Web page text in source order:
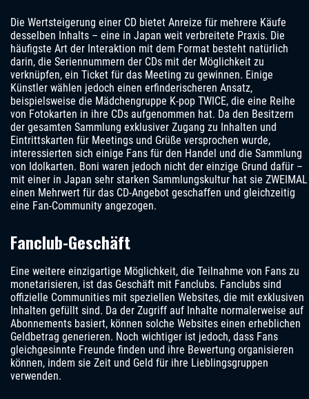
Die Wertsteigerung einer CD bietet Anreize für mehrere Käufe
desselben Inhalts – eine in Japan weit verbreitete Praxis. Die
häufigste Art der Interaktion mit dem Format besteht natürlich
darin, die Seriennummern der CDs mit der Möglichkeit zu
verknüpfen, ein Ticket für das Meeting zu gewinnen. Einige
Künstler wählen jedoch einen erfinderischeren Ansatz,
beispielsweise die Mädchengruppe K-pop TWICE, die eine Reihe
von Fotokarten in ihre CDs aufgenommen hat. Da den Besitzern
der gesamten Sammlung exklusiver Zugang zu Inhalten und
Eintrittskarten für Meetings und Grüße versprochen wurde,
interessierten sich einige Fans für den Handel und die Sammlung
von Idolkarten. Boni waren jedoch nicht der einzige Grund dafür –
mit einer in Japan sehr starken Sammlungskultur hat sie ZWEIMAL
einen Mehrwert für das CD-Angebot geschaffen und gleichzeitig
eine Fan-Community angezogen.
Fanclub-Geschäft
Eine weitere einzigartige Möglichkeit, die Teilnahme von Fans zu
monetarisieren, ist das Geschäft mit Fanclubs. Fanclubs sind
offizielle Communities mit speziellen Websites, die mit exklusiven
Inhalten gefüllt sind. Da der Zugriff auf Inhalte normalerweise auf
Abonnements basiert, können solche Websites einen erheblichen
Geldbetrag generieren. Noch wichtiger ist jedoch, dass Fans
gleichgesinnte Freunde finden und ihre Bewertung organisieren
können, indem sie Zeit und Geld für ihre Lieblingsgruppen
verwenden.